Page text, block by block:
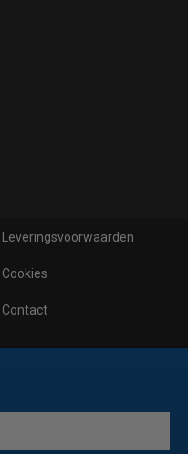
Leveringsvoorwaarden
Cookies
Contact